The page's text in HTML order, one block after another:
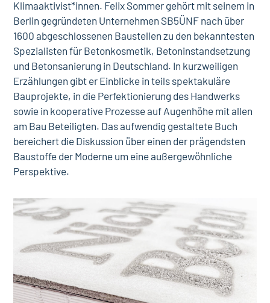
Klimaaktivist*innen. Felix Sommer gehört mit seinem in
Berlin gegründeten Unternehmen SB5ÜNF nach über
1600 abgeschlossenen Baustellen zu den bekanntesten
Spezialisten für Betonkosmetik, Betoninstandsetzung
und Betonsanierung in Deutschland. In kurzweiligen
Erzählungen gibt er Einblicke in teils spektakuläre
Bauprojekte, in die Perfektionierung des Handwerks
sowie in kooperative Prozesse auf Augenhöhe mit allen
am Bau Beteiligten. Das aufwendig gestaltete Buch
bereichert die Diskussion über einen der prägendsten
Baustoffe der Moderne um eine außergewöhnliche
Perspektive.